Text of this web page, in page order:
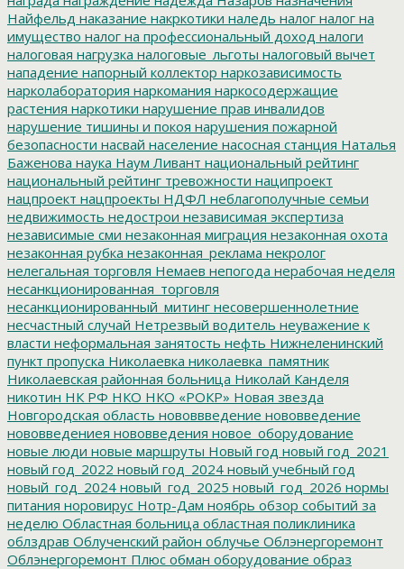
Найфельд наказание накркотики наледь налог налог на
имущество налог на профессиональный доход налоги
налоговая нагрузка налоговые_льготы налоговый вычет
нападение напорный коллектор наркозависимость
нарколаборатория наркомания наркосодержащие
растения наркотики нарушение прав инвалидов
нарушение тишины и покоя нарушения пожарной
безопасности насвай население насосная станция Наталья
Баженова наука Наум Ливант национальный рейтинг
национальный рейтинг тревожности наципроект
нацпроект нацпроекты НДФЛ неблагополучные семьи
недвижимость недострои независимая экспертиза
независимые сми незаконная миграция незаконная охота
незаконная рубка незаконная_реклама некролог
нелегальная торговля Немаев непогода нерабочая неделя
несанкционированная_торговля
несанкционированный_митинг несовершеннолетние
несчастный случай Нетрезвый водитель неуважение к
власти неформальная занятость нефть Нижнеленинский
пункт пропуска Николаевка николаевка_памятник
Николаевская районная больница Николай Канделя
никотин НК РФ НКО НКО «РОКР» Новая звезда
Новгородская область нововвведение нововведение
нововведениея нововведения новое_оборудование
новые люди новые маршруты Новый год новый год_2021
новый год_2022 новый год_2024 новый учебный год
новый_год_2024 новый_год_2025 новый_год_2026 нормы
питания норовирус Нотр-Дам ноябрь обзор событий за
неделю Областная больница областная поликлиника
облздрав Облученский район облучье Облэнергоремонт
Облэнергоремонт Плюс обман оборудование образ